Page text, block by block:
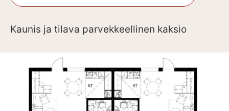
Kaunis ja tilava parvekkeellinen kaksio